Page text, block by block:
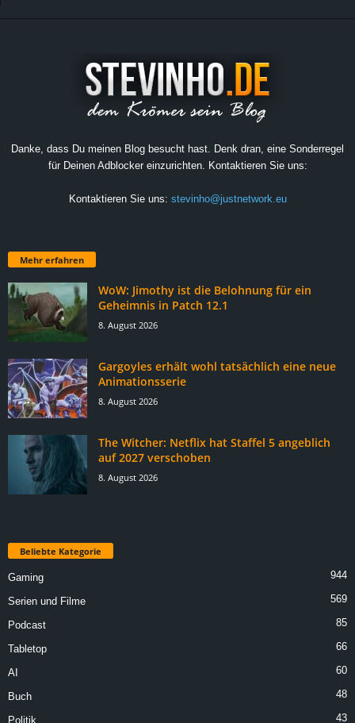
Danke, dass Du meinen Blog besucht hast. Denk dran, eine Sonderregel
für Deinen Adblocker einzurichten. Kontaktieren Sie uns:
Kontaktieren Sie uns: stevinho@justnetwork.eu
Mehr erfahren
WoW: Jimothy ist die Belohnung für ein
Geheimnis in Patch 12.1
8. August 2026
Gargoyles erhält wohl tatsächlich eine neue
Animationsserie
8. August 2026
The Witcher: Netflix hat Staffel 5 angeblich
auf 2027 verschoben
8. August 2026
Beliebte Kategorie
Gaming 944
Serien und Filme 569
Podcast 85
Tabletop 66
AI 60
Buch 48
Politik 43